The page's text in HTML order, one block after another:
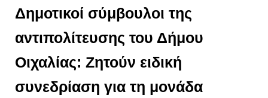
Δημοτικοί σύμβουλοι της
αντιπολίτευσης του Δήμου
Οιχαλίας: Ζητούν ειδική
συνεδρίαση για τη μονάδα